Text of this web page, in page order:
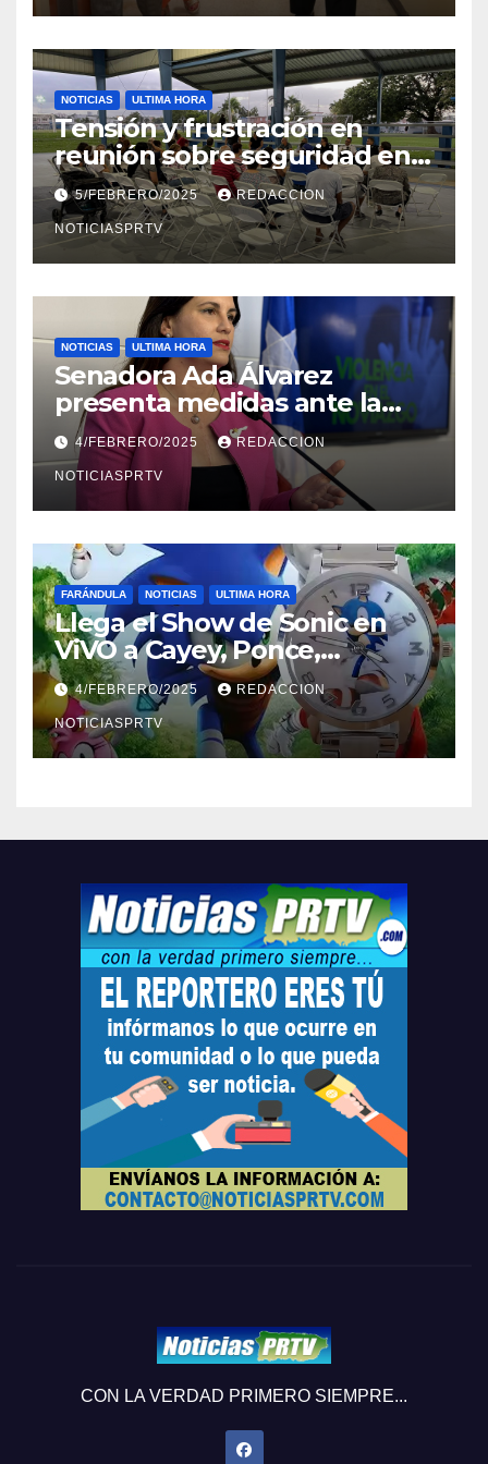
NOTICIAS ULTIMA HORA
Tensión y frustración en
reunión sobre seguridad en
Reparto Metropolitano
5/FEBRERO/2025 REDACCION
NOTICIASPRTV
NOTICIAS ULTIMA HORA
Senadora Ada Álvarez
presenta medidas ante la
violencia en el noviazgo
4/FEBRERO/2025 REDACCION
NOTICIASPRTV
FARÁNDULA NOTICIAS ULTIMA HORA
Llega el Show de Sonic en
ViVO a Cayey, Ponce,
Barceloneta y Humacao,
Relojes gratis para el que
compre ahora….
4/FEBRERO/2025 REDACCION
NOTICIASPRTV
CON LA VERDAD PRIMERO SIEMPRE...